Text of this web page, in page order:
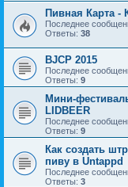
Пивная Карта -
Последнее
Ответы: 38
BJCP 2015
Последнее
Ответы: 9
Мини-
LIDBEER
Последнее
Ответы: 9
Как создать
пиву в Untappd
Последнее
Ответы: 3